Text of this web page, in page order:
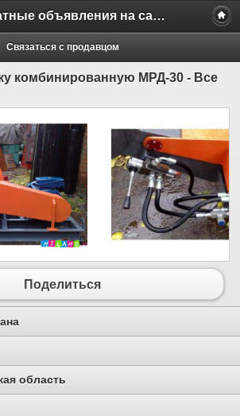
Бесплатные объявления на сайте MILAMO.ru
Связаться с продавцом
комбинированную МРД-30 - Все
Поделиться
область